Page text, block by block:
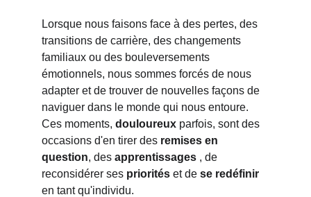
Lorsque nous faisons face à des pertes, des
transitions de carrière, des changements
familiaux ou des bouleversements
émotionnels, nous sommes forcés de nous
adapter et de trouver de nouvelles façons de
naviguer dans le monde qui nous entoure.
Ces moments, douloureux parfois, sont des
occasions d'en tirer des remises en
question, des apprentissages , de
reconsidérer ses priorités et de se redéfinir
en tant qu'individu.